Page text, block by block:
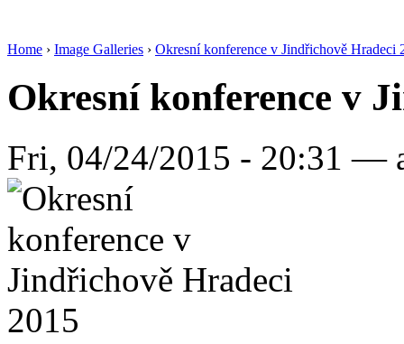
Home › Image Galleries › Okresní konference v Jindřichově Hradeci
Okresní konference v
Fri, 04/24/2015 - 20:31 —